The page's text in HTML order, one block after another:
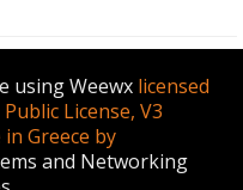
using Weewx licensed
License, V3
Greece by
and Networking